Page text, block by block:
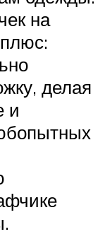
на
делая
и